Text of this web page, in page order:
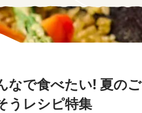
なで食べたい! 夏のご
うレシピ特集